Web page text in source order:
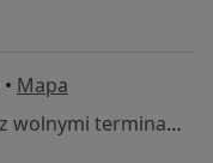
• Mapa
Brak dostępnych specjalistów z wolnymi terminami w tym centrum medycznym.